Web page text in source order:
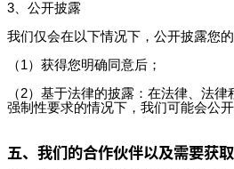
3、公开披露
我们仅会在以下情况下，公开披露您的
（1）获得您明确同意后；
（2）基于法律的披露：在法律、法
强制性要求的情况下，我们可能会公
五、我们的合作伙伴以及需要获